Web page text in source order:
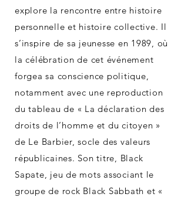
explore la rencontre entre histoire
personnelle et histoire collective. Il
s’inspire de sa jeunesse en 1989, où
la célébration de cet événement
forgea sa conscience politique,
notamment avec une reproduction
du tableau de « La déclaration des
droits de l’homme et du citoyen »
de Le Barbier, socle des valeurs
républicaines. Son titre, Black
Sapate, jeu de mots associant le
groupe de rock Black Sabbath et «